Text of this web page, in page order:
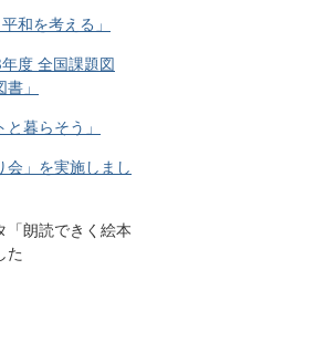
和を考える」
度 全国課題図
」
暮らそう」
会」を実施しまし
「朗読できく絵本
た